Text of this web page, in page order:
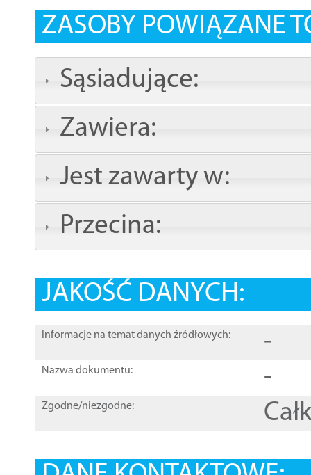
ZASOBY POWIĄZANE
Sąsiadujące:
Zawiera:
Jest zawarty w:
Przecina:
JAKOŚĆ DANYCH:
Informacje na temat danych źródłowych: -
Nazwa dokumentu: -
Zgodne/niezgodne: